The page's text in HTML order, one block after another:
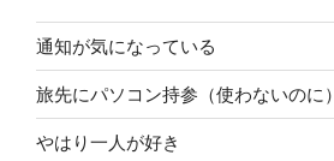
通知が気になっている
旅先にパソコン持参（使わないのに）
やはり一人が好き